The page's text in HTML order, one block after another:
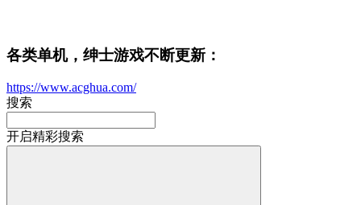
各类单机，绅士游戏不断更新：
https://www.acghua.com/
搜索
开启精彩搜索